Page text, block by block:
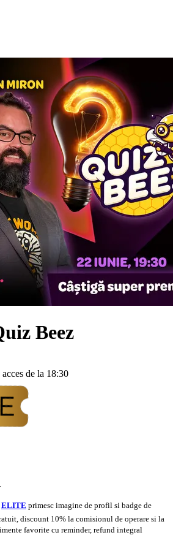
Beez
de la 18:30
ELITE primesc imagine de profil si badge de
discount 10% la comisionul de operare si la
favorite cu reminder, refund integral